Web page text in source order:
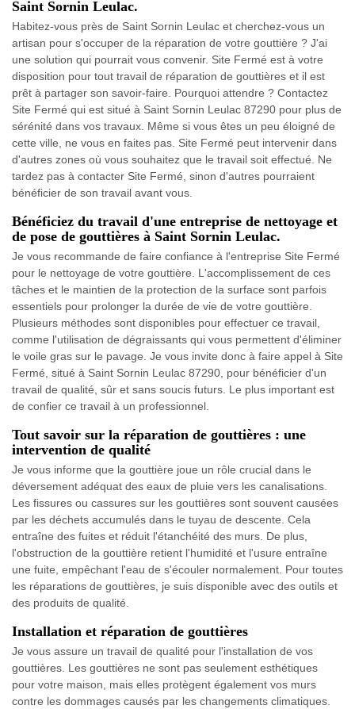
Saint Sornin Leulac.
Habitez-vous près de Saint Sornin Leulac et cherchez-vous un
artisan pour s'occuper de la réparation de votre gouttière ? J'ai
une solution qui pourrait vous convenir. Site Fermé est à votre
disposition pour tout travail de réparation de gouttières et il est
prêt à partager son savoir-faire. Pourquoi attendre ? Contactez
Site Fermé qui est situé à Saint Sornin Leulac 87290 pour plus de
sérénité dans vos travaux. Même si vous êtes un peu éloigné de
cette ville, ne vous en faites pas. Site Fermé peut intervenir dans
d'autres zones où vous souhaitez que le travail soit effectué. Ne
tardez pas à contacter Site Fermé, sinon d'autres pourraient
bénéficier de son travail avant vous.
Bénéficiez du travail d'une entreprise de nettoyage et
de pose de gouttières à Saint Sornin Leulac.
Je vous recommande de faire confiance à l'entreprise Site Fermé
pour le nettoyage de votre gouttière. L'accomplissement de ces
tâches et le maintien de la protection de la surface sont parfois
essentiels pour prolonger la durée de vie de votre gouttière.
Plusieurs méthodes sont disponibles pour effectuer ce travail,
comme l'utilisation de dégraissants qui vous permettent d'éliminer
le voile gras sur le pavage. Je vous invite donc à faire appel à Site
Fermé, situé à Saint Sornin Leulac 87290, pour bénéficier d'un
travail de qualité, sûr et sans soucis futurs. Le plus important est
de confier ce travail à un professionnel.
Tout savoir sur la réparation de gouttières : une
intervention de qualité
Je vous informe que la gouttière joue un rôle crucial dans le
déversement adéquat des eaux de pluie vers les canalisations.
Les fissures ou cassures sur les gouttières sont souvent causées
par les déchets accumulés dans le tuyau de descente. Cela
entraîne des fuites et réduit l'étanchéité des murs. De plus,
l'obstruction de la gouttière retient l'humidité et l'usure entraîne
une fuite, empêchant l'eau de s'écouler normalement. Pour toutes
les réparations de gouttières, je suis disponible avec des outils et
des produits de qualité.
Installation et réparation de gouttières
Je vous assure un travail de qualité pour l'installation de vos
gouttières. Les gouttières ne sont pas seulement esthétiques
pour votre maison, mais elles protègent également vos murs
contre les dommages causés par les changements climatiques.